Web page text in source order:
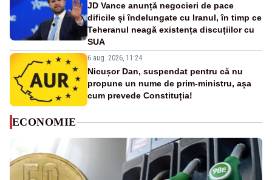
JD Vance anunță negocieri de pace
dificile și îndelungate cu Iranul, în timp ce
Teheranul neagă existența discuțiilor cu
SUA
6 aug. 2026, 11:24
Nicușor Dan, suspendat pentru că nu
propune un nume de prim-ministru, așa
cum prevede Constituția!
ECONOMIE